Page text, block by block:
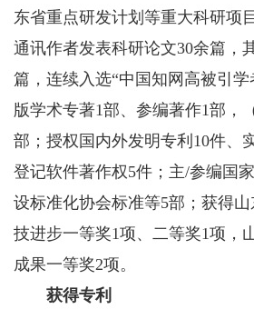
东省重点研发计划等重大科研项
通讯作者发表科研论文30余篇，
篇，连续入选“中国知网高被引学
版学术专著1部、参编著作1部，
部；授权国内外发明专利10件、
登记软件著作权5件；主/参编国
设标准化协会标准等5部；获得
技进步一等奖1项、二等奖1项，
成果一等奖2项。
获得专利